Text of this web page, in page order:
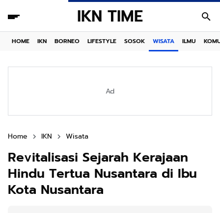
IKN TIME
HOME IKN BORNEO LIFESTYLE SOSOK WISATA ILMU
Ad
Home IKN Wisata
Revitalisasi Sejarah Kerajaan
Hindu Tertua Nusantara di Ibu
Kota Nusantara